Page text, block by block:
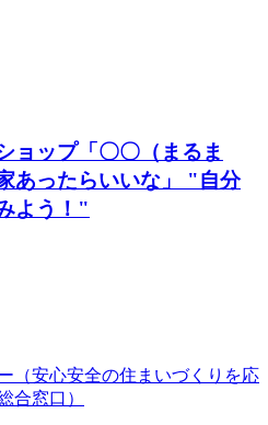
ョップ「〇〇（まるま
あったらいいな」 "自分
よう！"